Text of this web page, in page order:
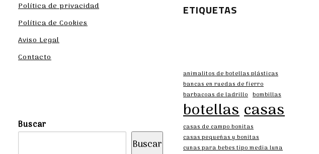
Política de privacidad
Política de Cookies
Aviso Legal
Contacto
Buscar
Buscar
ETIQUETAS
animalitos de botellas plásticas
bancas en ruedas de fierro
barbacoas de ladrillo bombillas
botellascasas
casas de campo bonitas
casas pequeñas y bonitas
cunas para bebes tipo media luna